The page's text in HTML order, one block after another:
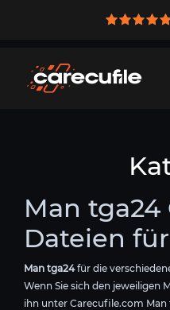
Man
Dateien für
Man tga24für die
Wenn Sie sich den jeweiligen
ihn unter Carecufile.com Man